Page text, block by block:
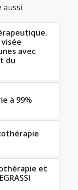
aussi
avec
du
à 99%
et